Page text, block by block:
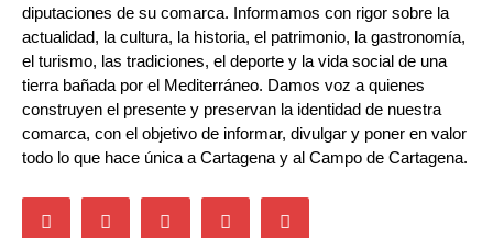
diputaciones de su comarca. Informamos con rigor sobre la
actualidad, la cultura, la historia, el patrimonio, la gastronomía,
el turismo, las tradiciones, el deporte y la vida social de una
tierra bañada por el Mediterráneo. Damos voz a quienes
construyen el presente y preservan la identidad de nuestra
comarca, con el objetivo de informar, divulgar y poner en valor
todo lo que hace única a Cartagena y al Campo de Cartagena.